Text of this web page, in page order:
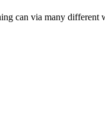
can via many different